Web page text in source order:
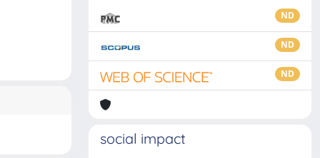
ND
ND
ND
social impact